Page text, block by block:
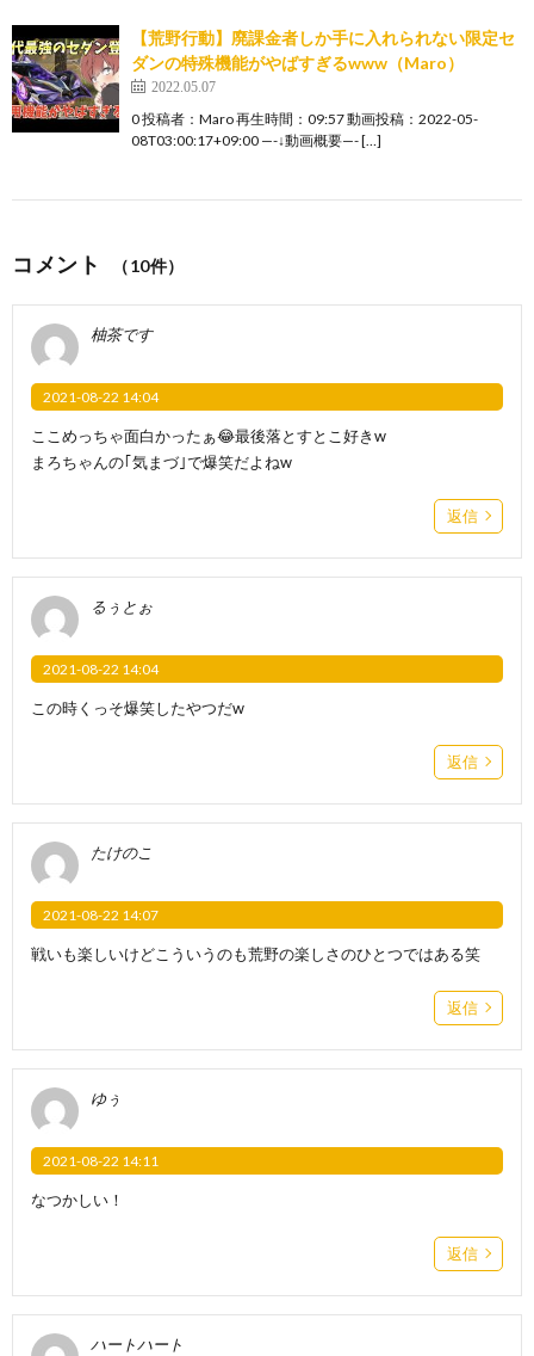
【荒野行動】廃課金者しか手に入れられない限定セ
ダンの特殊機能がやばすぎるwww（Maro）
2022.05.07
0 投稿者：Maro 再生時間：09:57 動画投稿：2022-05-
08T03:00:17+09:00 —-↓動画概要—- […]
コメント （10件）
柚茶です
2021-08-22 14:04
ここめっちゃ面白かったぁ😂最後落とすとこ好きw
まろちゃんの｢気まづ｣で爆笑だよねw
返信
るぅとぉ
2021-08-22 14:04
この時くっそ爆笑したやつだw
返信
たけのこ
2021-08-22 14:07
戦いも楽しいけどこういうのも荒野の楽しさのひとつではある笑
返信
ゆぅ
2021-08-22 14:11
なつかしい！
返信
ハートハート